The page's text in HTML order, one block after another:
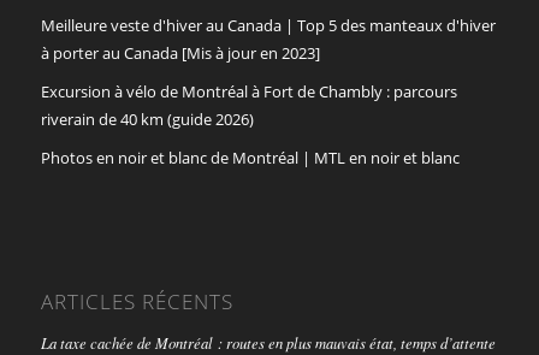
Meilleure veste d'hiver au Canada | Top 5 des manteaux d'hiver
à porter au Canada [Mis à jour en 2023]
Excursion à vélo de Montréal à Fort de Chambly : parcours
riverain de 40 km (guide 2026)
Photos en noir et blanc de Montréal | MTL en noir et blanc
ARTICLES RÉCENTS
La taxe cachée de Montréal : routes en plus mauvais état, temps d’attente